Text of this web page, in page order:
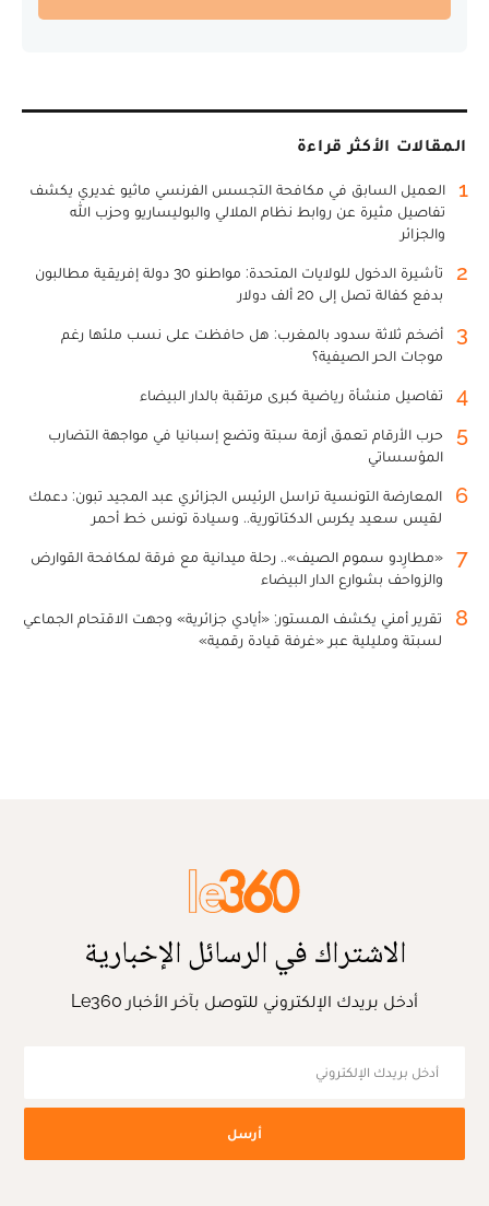
المقالات الأكثر قراءة
1
العميل السابق في مكافحة التجسس الفرنسي ماثيو غديري يكشف
تفاصيل مثيرة عن روابط نظام الملالي والبوليساريو وحزب الله
والجزائر
2
تأشيرة الدخول للولايات المتحدة: مواطنو 30 دولة إفريقية مطالبون
بدفع كفالة تصل إلى 20 ألف دولار
3
أضخم ثلاثة سدود بالمغرب: هل حافظت على نسب ملئها رغم
موجات الحر الصيفية؟
4 تفاصيل منشأة رياضية كبرى مرتقبة بالدار البيضاء
5
حرب الأرقام تعمق أزمة سبتة وتضع إسبانيا في مواجهة التضارب
المؤسساتي
6
المعارضة التونسية تراسل الرئيس الجزائري عبد المجيد تبون: دعمك
لقيس سعيد يكرس الدكتاتورية.. وسيادة تونس خط أحمر
7
«مطارِدو سموم الصيف».. رحلة ميدانية مع فرقة لمكافحة القوارض
والزواحف بشوارع الدار البيضاء
8
تقرير أمني يكشف المستور: «أيادي جزائرية» وجهت الاقتحام الجماعي
لسبتة ومليلية عبر «غرفة قيادة رقمية»
الاشتراك في الرسائل الإخبارية
أدخل بريدك الإلكتروني للتوصل بآخر الأخبار Le360
أرسل